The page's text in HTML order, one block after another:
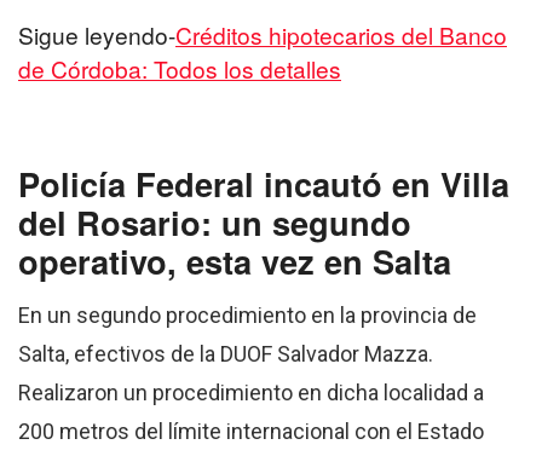
Sigue leyendo-Créditos hipotecarios del Banco
de Córdoba: Todos los detalles
Policía Federal incautó en Villa
del Rosario: un segundo
operativo, esta vez en Salta
En un segundo procedimiento en la provincia de
Salta, efectivos de la DUOF Salvador Mazza.
Realizaron un procedimiento en dicha localidad a
200 metros del límite internacional con el Estado